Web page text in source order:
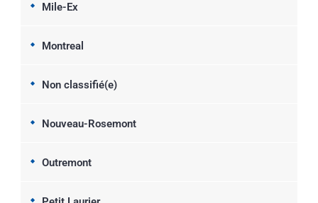
Mile-Ex
Montreal
Non classifié(e)
Nouveau-Rosemont
Outremont